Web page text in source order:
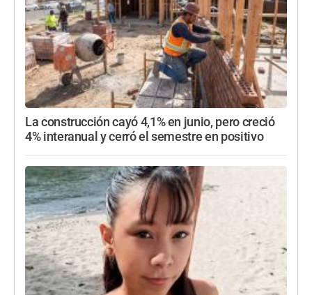
La construcción cayó 4,1% en junio, pero creció
4% interanual y cerró el semestre en positivo